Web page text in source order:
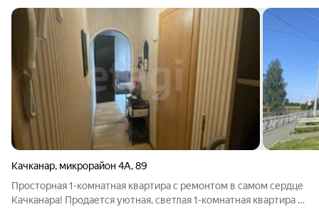
Качканар, микрорайон 4А,89
Просторная 1-комнатная квартира с ремонтом в самом сердце
Качканара! Продается уютная, светлая 1-комнатная квартира в